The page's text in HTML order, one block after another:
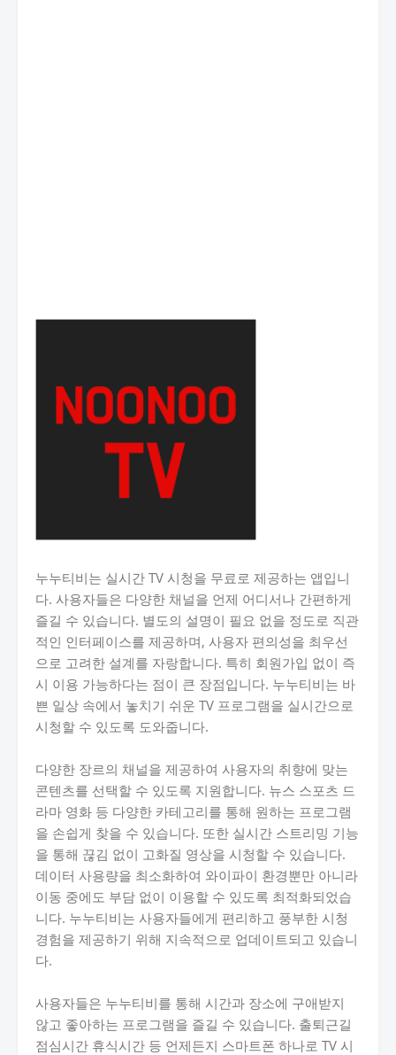
누누티비는 실시간 TV 시청을 무료로 제공하는 앱입니
다. 사용자들은 다양한 채널을 언제 어디서나 간편하게
즐길 수 있습니다. 별도의 설명이 필요 없을 정도로 직관
적인 인터페이스를 제공하며, 사용자 편의성을 최우선
으로 고려한 설계를 자랑합니다. 특히 회원가입 없이 즉
시 이용 가능하다는 점이 큰 장점입니다. 누누티비는 바
쁜 일상 속에서 놓치기 쉬운 TV 프로그램을 실시간으로
시청할 수 있도록 도와줍니다.
다양한 장르의 채널을 제공하여 사용자의 취향에 맞는
콘텐츠를 선택할 수 있도록 지원합니다. 뉴스 스포츠 드
라마 영화 등 다양한 카테고리를 통해 원하는 프로그램
을 손쉽게 찾을 수 있습니다. 또한 실시간 스트리밍 기능
을 통해 끊김 없이 고화질 영상을 시청할 수 있습니다.
데이터 사용량을 최소화하여 와이파이 환경뿐만 아니라
이동 중에도 부담 없이 이용할 수 있도록 최적화되었습
니다. 누누티비는 사용자들에게 편리하고 풍부한 시청
경험을 제공하기 위해 지속적으로 업데이트되고 있습니
다.
사용자들은 누누티비를 통해 시간과 장소에 구애받지
않고 좋아하는 프로그램을 즐길 수 있습니다. 출퇴근길
점심시간 휴식시간 등 언제든지 스마트폰 하나로 TV 시